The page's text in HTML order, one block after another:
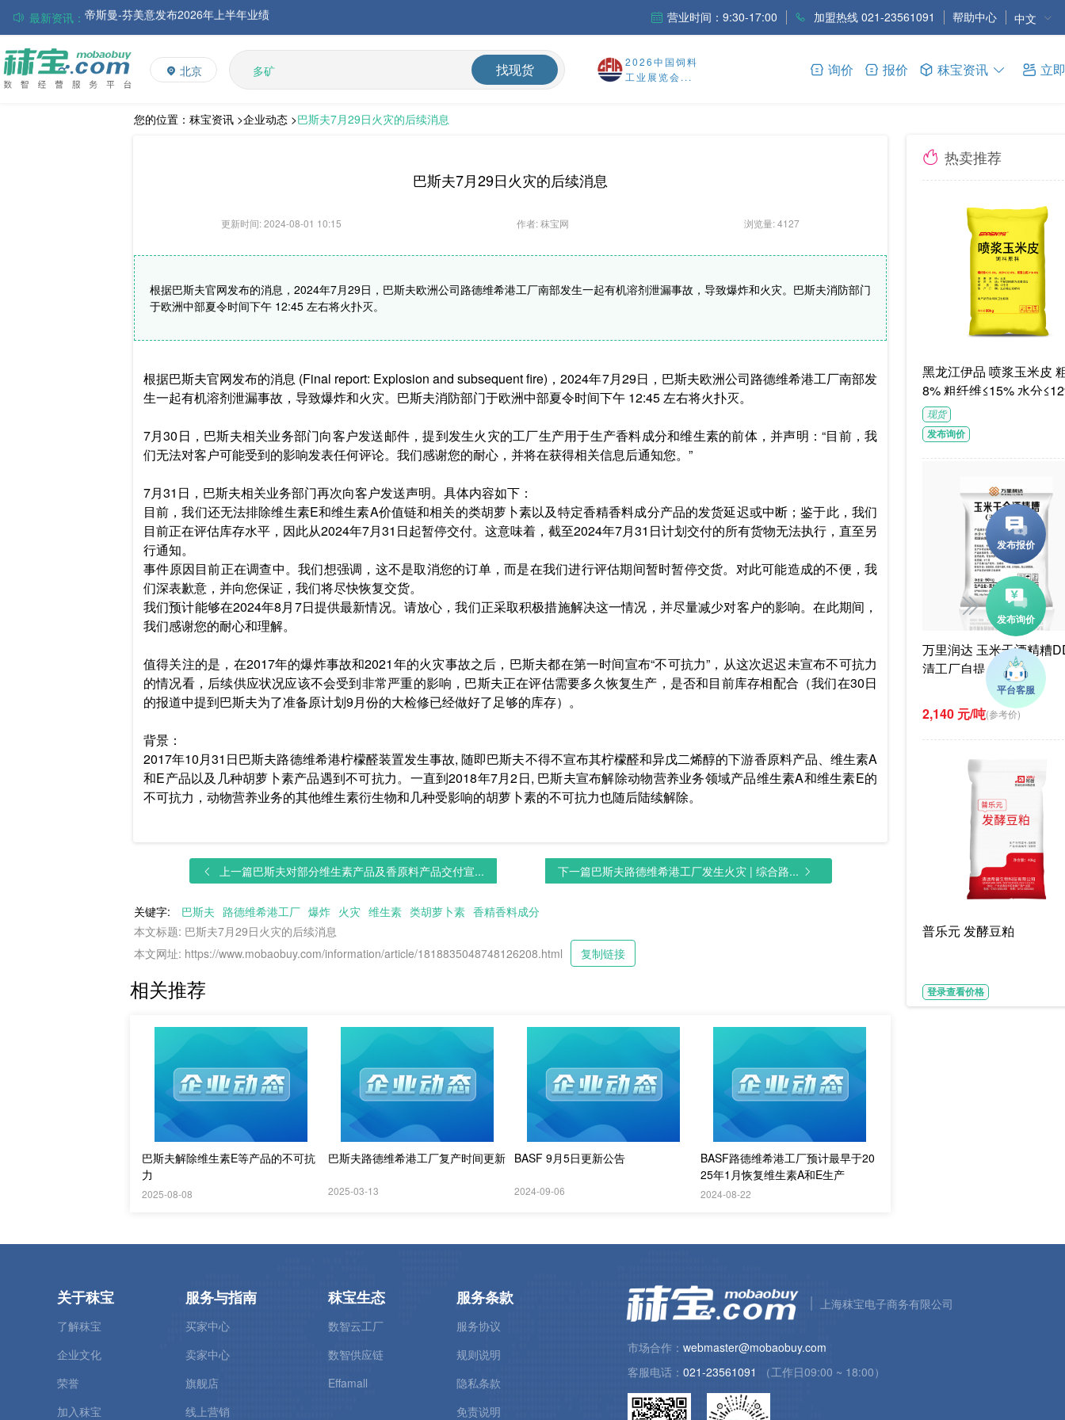
最新资讯： 巴斯夫集团发布2026年第二季度财务报告
丸红株式会社发布截至2026年6月30日前3个月的合并财务报告
住友化学公布2026财年第一季度业绩
大成食品：2026年半年度毛利3.32亿元，同比上升8.9%
ADM发布2026年第二季度财务业绩
赢创发布2026年第二季度财务业绩
营业时间：9:30-17:00 加盟热线 021-23561091 帮助中心 中文
北京
L-赖氨酸硫酸盐
多维
多矿
维生素
饲料添加剂
找现货
2026中国饲料
工业展览会...
询价 报价 秣宝资讯 立
您的位置： 秣宝资讯 >企业动态 >巴斯夫7月29日火灾的后续消息
巴斯夫7月29日火灾的后续消息
更新时间: 2024-08-01 10:15 作者: 秣宝网 浏览量: 4127
根据巴斯夫官网发布的消息，2024年7月29日，巴斯夫欧洲公司路德维希港工厂南部发生一起有机溶剂泄漏事故，导致爆炸和火灾。巴斯夫消防部门
于欧洲中部夏令时间下午 12:45 左右将火扑灭。
根据巴斯夫官网发布的消息 (Final report: Explosion and subsequent fire)，2024年7月29日，巴斯夫欧洲公司路德维希港工厂南部发
生一起有机溶剂泄漏事故，导致爆炸和火灾。巴斯夫消防部门于欧洲中部夏令时间下午 12:45 左右将火扑灭。
7月30日，巴斯夫相关业务部门向客户发送邮件，提到发生火灾的工厂生产用于生产香料成分和维生素的前体，并声明：“目前，我
们无法对客户可能受到的影响发表任何评论。我们感谢您的耐心，并将在获得相关信息后通知您。”
7月31日，巴斯夫相关业务部门再次向客户发送声明。具体内容如下：
目前，我们还无法排除维生素E和维生素A价值链和相关的类胡萝卜素以及特定香精香料成分产品的发货延迟或中断；鉴于此，我们
目前正在评估库存水平，因此从2024年7月31日起暂停交付。这意味着，截至2024年7月31日计划交付的所有货物无法执行，直至另
行通知。
事件原因目前正在调查中。我们想强调，这不是取消您的订单，而是在我们进行评估期间暂时暂停交货。对此可能造成的不便，我
们深表歉意，并向您保证，我们将尽快恢复交货。
我们预计能够在2024年8月7日提供最新情况。请放心，我们正采取积极措施解决这一情况，并尽量减少对客户的影响。在此期间，
我们感谢您的耐心和理解。
值得关注的是，在2017年的爆炸事故和2021年的火灾事故之后，巴斯夫都在第一时间宣布“不可抗力”，从这次迟迟未宣布不可抗力
的情况看，后续供应状况应该不会受到非常严重的影响，巴斯夫正在评估需要多久恢复生产，是否和目前库存相配合（我们在30日
的报道中提到巴斯夫为了准备原计划9月份的大检修已经做好了足够的库存）。
背景：
2017年10月31日巴斯夫路德维希港柠檬醛装置发生事故, 随即巴斯夫不得不宣布其柠檬醛和异戊二烯醇的下游香原料产品、维生素A
和E产品以及几种胡萝卜素产品遇到不可抗力。一直到2018年7月2日, 巴斯夫宣布解除动物营养业务领域产品维生素A和维生素E的
不可抗力，动物营养业务的其他维生素衍生物和几种受影响的胡萝卜素的不可抗力也随后陆续解除。
上一篇巴斯夫对部分维生素产品及香原料产品交付宣... 下一篇巴斯夫路德维希港工厂发生火灾 | 综合路...
关键字: 巴斯夫 路德维希港工厂 爆炸 火灾 维生素 类胡萝卜素 香精香料成分
本文标题: 巴斯夫7月29日火灾的后续消息
本文网址: https://www.mobaobuy.com/information/article/1818835048748126208.html
复制链接
相关推荐
巴斯夫解除维生素E等产品的不可抗
力
2025-08-08
巴斯夫路德维希港工厂复产时间更新
2025-03-13
BASF 9月5日更新公告
2024-09-06
BASF路德维希港工厂预计最早于20
25年1月恢复维生素A和E生产
2024-08-22
热卖推荐
黑龙江伊品 喷浆玉米皮 粗蛋白≥1
8% 粗纤维≤15% 水分
G/袋饲料级褐色或浅褐
体
现货
发布询价
万里润达 玉米干酒精糟
清工厂自提
2,140 元/吨(参考价)
普乐元 发酵豆粕
登录查看价格
关于秣宝
了解秣宝
企业文化
荣誉
加入秣宝
服务与指南
买家中心
卖家中心
旗舰店
线上营销
秣宝生态
数智云工厂
数智供应链
Effamall
服务条款
服务协议
规则说明
隐私条款
免责说明
上海秣宝电子商务有限公司
市场合作： webmaster@mobaobuy.com
客服电话： 021-23561091 （工作日09:00 ~ 18:00）